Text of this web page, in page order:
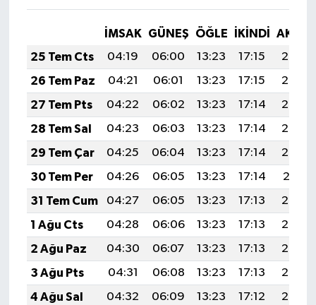
İMSAK GÜNEŞ ÖĞLE İKINDI
25 Tem Cts
04:19 06:00 13:23 17:15
20:36
26 Tem Paz
04:21 06:01 13:23 17:15
20:35
27 Tem Pts
04:22 06:02 13:23 17:14
20:34
28 Tem Sal
04:23 06:03 13:23 17:14
20:33
29 Tem Çar
04:25 06:04 13:23 17:14
20:32
30 Tem Per
04:26 06:05 13:23 17:14
20:31
31 Tem Cum
04:27 06:05 13:23 17:13
20:30
1 Ağu Cts
04:28 06:06 13:23 17:13
20:29
2 Ağu Paz
04:30 06:07 13:23 17:13
20:28
3 Ağu Pts
04:31 06:08 13:23 17:13
20:27
4 Ağu Sal
04:32 06:09 13:23 17:12
20:26